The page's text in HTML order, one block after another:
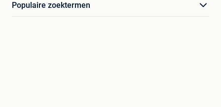
Populaire zoektermen